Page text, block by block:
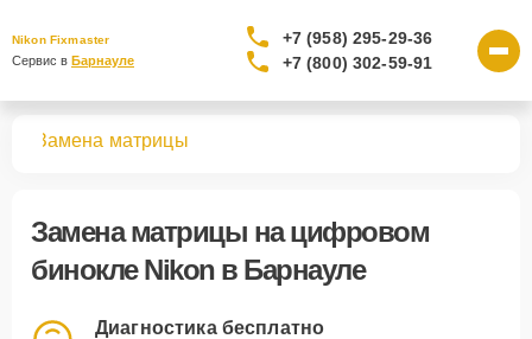
Nikon Fixmaster
Сервис в Барнауле
+7 (958) 295-29-36
+7 (800) 302-59-91
Замена матрицы
Замена матрицы на цифровом
бинокле Nikon в Барнауле
Диагностика бесплатно